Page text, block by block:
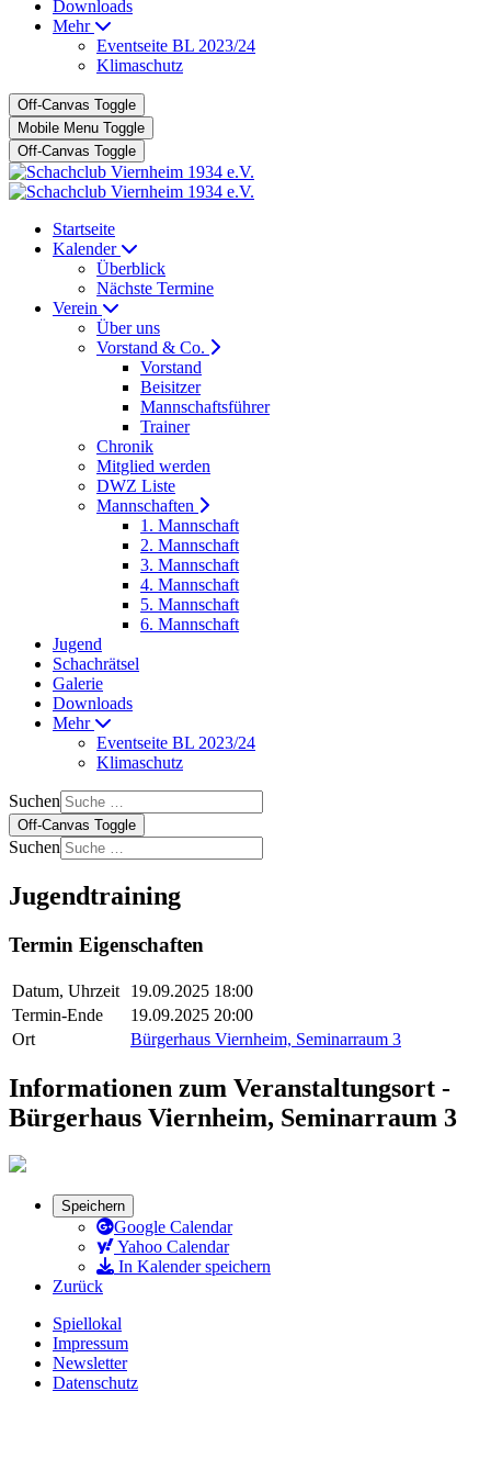
Downloads
Mehr
Eventseite BL 2023/24
Klimaschutz
Off-Canvas Toggle
Mobile Menu Toggle
Off-Canvas Toggle
Startseite
Kalender
Überblick
Nächste Termine
Verein
Über uns
Vorstand & Co.
Vorstand
Beisitzer
Mannschaftsführer
Trainer
Chronik
Mitglied werden
DWZ Liste
Mannschaften
1. Mannschaft
2. Mannschaft
3. Mannschaft
4. Mannschaft
5. Mannschaft
6. Mannschaft
Jugend
Schachrätsel
Galerie
Downloads
Mehr
Eventseite BL 2023/24
Klimaschutz
Suchen
Off-Canvas Toggle
Suchen
Jugendtraining
Termin Eigenschaften
Datum, Uhrzeit
19.09.2025 18:00
Termin-Ende
19.09.2025 20:00
Ort
Bürgerhaus Viernheim, Seminarraum 3
Informationen zum Veranstaltungsort -
Bürgerhaus Viernheim, Seminarraum 3
Speichern
Google Calendar
Yahoo Calendar
In Kalender speichern
Zurück
Spiellokal
Impressum
Newsletter
Datenschutz